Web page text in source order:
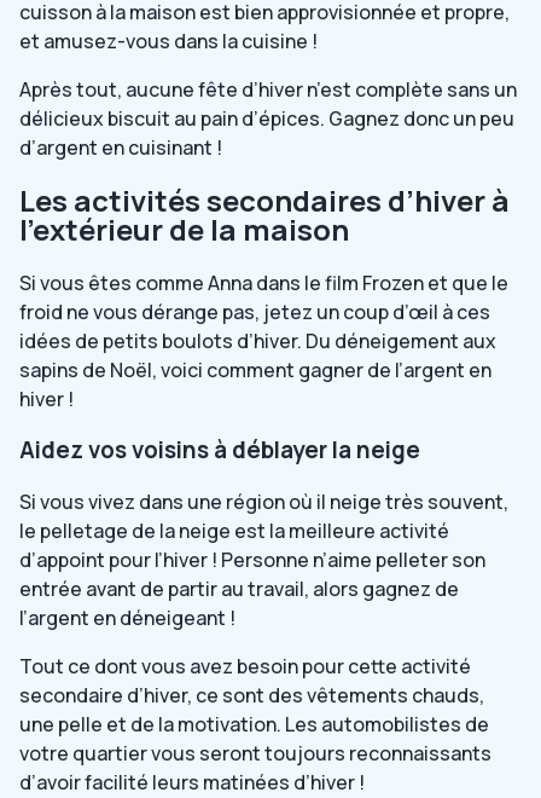
cuisson à la maison est bien approvisionnée et propre,
et amusez-vous dans la cuisine !
Après tout, aucune fête d’hiver n’est complète sans un
délicieux biscuit au pain d’épices. Gagnez donc un peu
d’argent en cuisinant !
Les activités secondaires d’hiver à
l’extérieur de la maison
Si vous êtes comme Anna dans le film Frozen et que le
froid ne vous dérange pas, jetez un coup d’œil à ces
idées de petits boulots d’hiver. Du déneigement aux
sapins de Noël, voici comment gagner de l’argent en
hiver !
Aidez vos voisins à déblayer la neige
Si vous vivez dans une région où il neige très souvent,
le pelletage de la neige est la meilleure activité
d’appoint pour l’hiver ! Personne n’aime pelleter son
entrée avant de partir au travail, alors gagnez de
l’argent en déneigeant !
Tout ce dont vous avez besoin pour cette activité
secondaire d’hiver, ce sont des vêtements chauds,
une pelle et de la motivation. Les automobilistes de
votre quartier vous seront toujours reconnaissants
d’avoir facilité leurs matinées d’hiver !